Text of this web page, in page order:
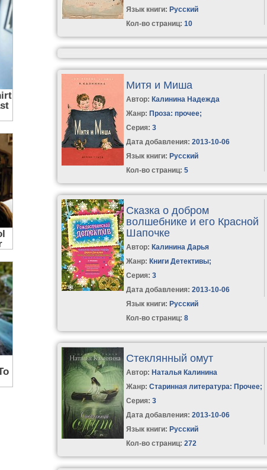
Язык книги: Русский
Кол-во страниц: 10
Митя и Миша
Автор: Калинина Надежда
Жанр: Проза: прочее;
Серия:3
Дата добавления: 2013-10-06
Язык книги: Русский
Кол-во страниц: 5
Сказка о добром
волшебнике и его Красной
Шапочке
Автор: Калинина Дарья
Жанр: Книги Детективы;
Серия:3
Дата добавления: 2013-10-06
Язык книги: Русский
Кол-во страниц: 8
Стеклянный омут
Автор: Наталья Калинина
Жанр: Старинная литература: Прочее;
Серия:3
Дата добавления: 2013-10-06
Язык книги: Русский
Кол-во страниц: 272